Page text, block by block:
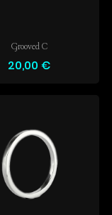
Grooved C
20,00 €